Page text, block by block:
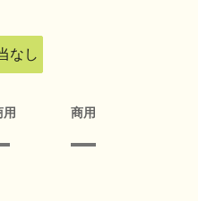
なし
用 商用